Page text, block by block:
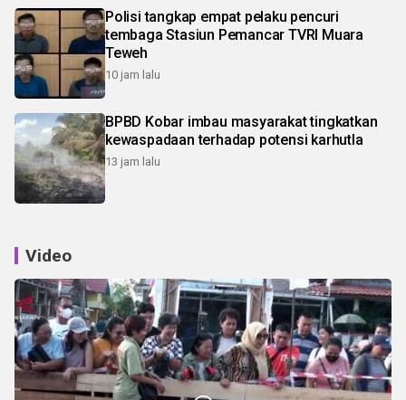
Polisi tangkap empat pelaku pencuri
tembaga Stasiun Pemancar TVRI Muara
Teweh
10 jam lalu
BPBD Kobar imbau masyarakat tingkatkan
kewaspadaan terhadap potensi karhutla
13 jam lalu
Video